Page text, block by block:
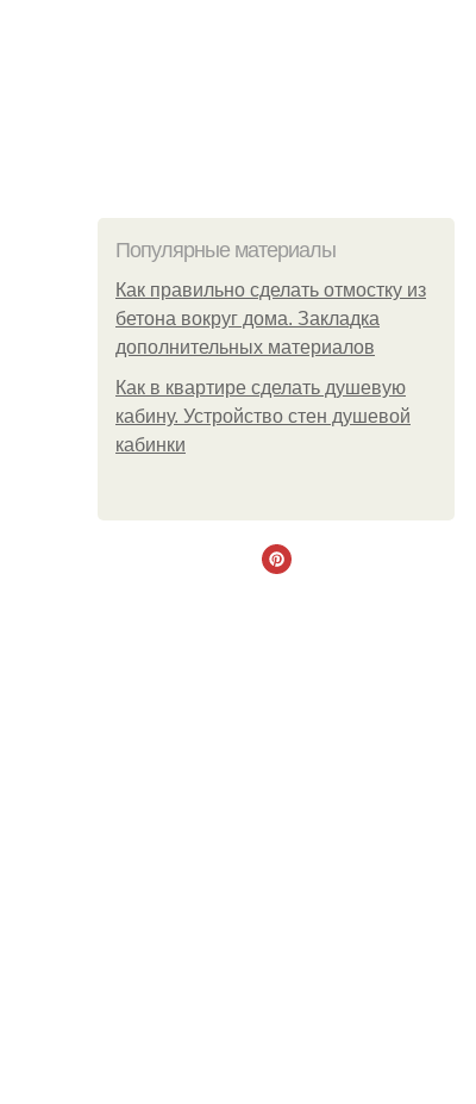
Популярные материалы
Как правильно сделать отмостку из
бетона вокруг дома. Закладка
дополнительных материалов
Как в квартире сделать душевую
кабину. Устройство стен душевой
кабинки